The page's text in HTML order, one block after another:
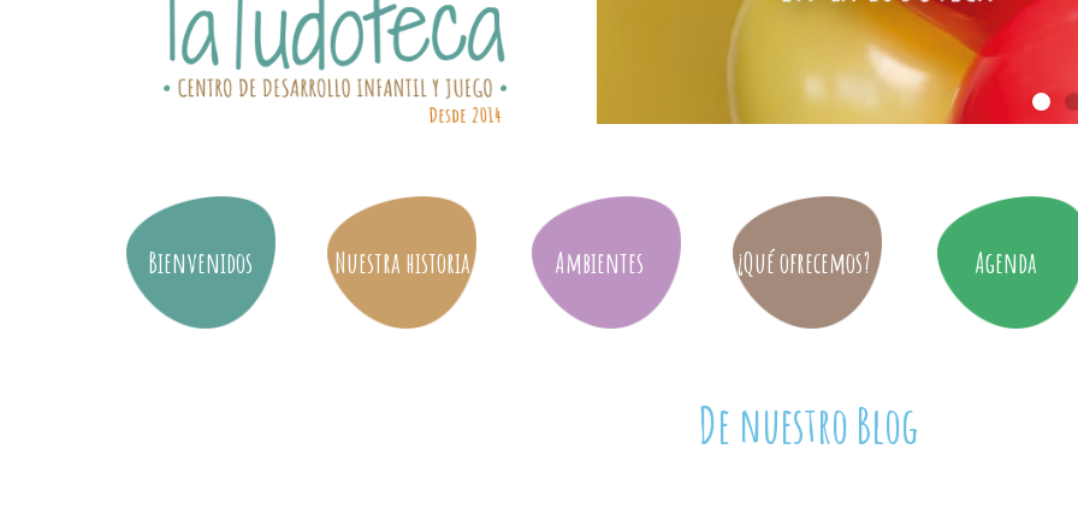
Bienvenidos Nuestra historia Ambientes ¿Qué ofrecemos? Agenda
De nuestro Blog